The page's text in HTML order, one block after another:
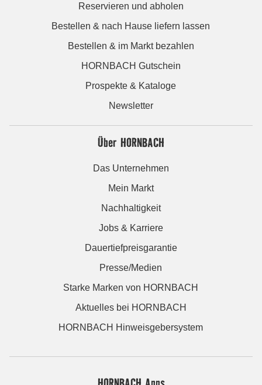
Reservieren und abholen
Bestellen & nach Hause liefern lassen
Bestellen & im Markt bezahlen
HORNBACH Gutschein
Prospekte & Kataloge
Newsletter
Über HORNBACH
Das Unternehmen
Mein Markt
Nachhaltigkeit
Jobs & Karriere
Dauertiefpreisgarantie
Presse/Medien
Starke Marken von HORNBACH
Aktuelles bei HORNBACH
HORNBACH Hinweisgebersystem